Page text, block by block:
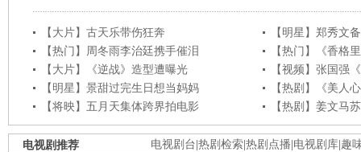
【大片】古天乐带伤狂奔
【明星】郑秀文
【热门】周冬雨李治廷携手催泪
【热门】《香格
【大片】《逆战》造型遭曝光
【视频】张国强
【明星】景甜过完生日想当妈妈
【热剧】《美人
【将映】五月天集体跨界拍电影
【热剧】姜文马
电视剧台 热剧检索 热剧点播 电视剧库 趣
电视剧推荐